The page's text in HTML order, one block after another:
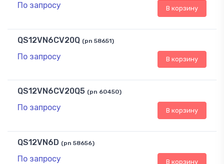
По запросу В корзину
QS12VN6CV20Q (pn 58651)
По запросу В корзину
QS12VN6CV20Q5 (pn 60450)
По запросу В корзину
QS12VN6D (pn 58656)
По запросу В корзину